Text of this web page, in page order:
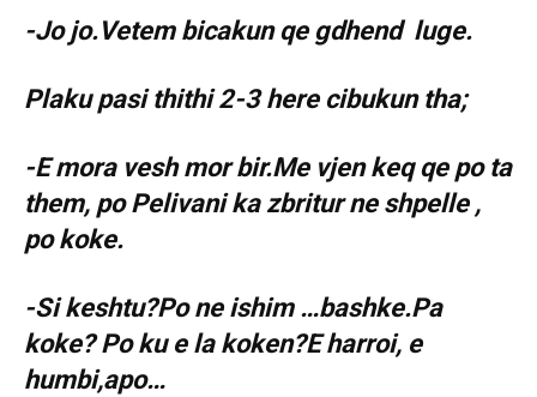
-Jo jo.Vetem bicakun qe gdhend luge.
Plaku pasi thithi 2-3 here cibukun tha;
-E mora vesh mor bir.Me vjen keq qe po ta
them, po Pelivani ka zbritur ne shpelle ,
po koke.
-Si keshtu?Po ne ishim …bashke.Pa
koke? Po ku e la koken?E harroi, e
humbi,apo…